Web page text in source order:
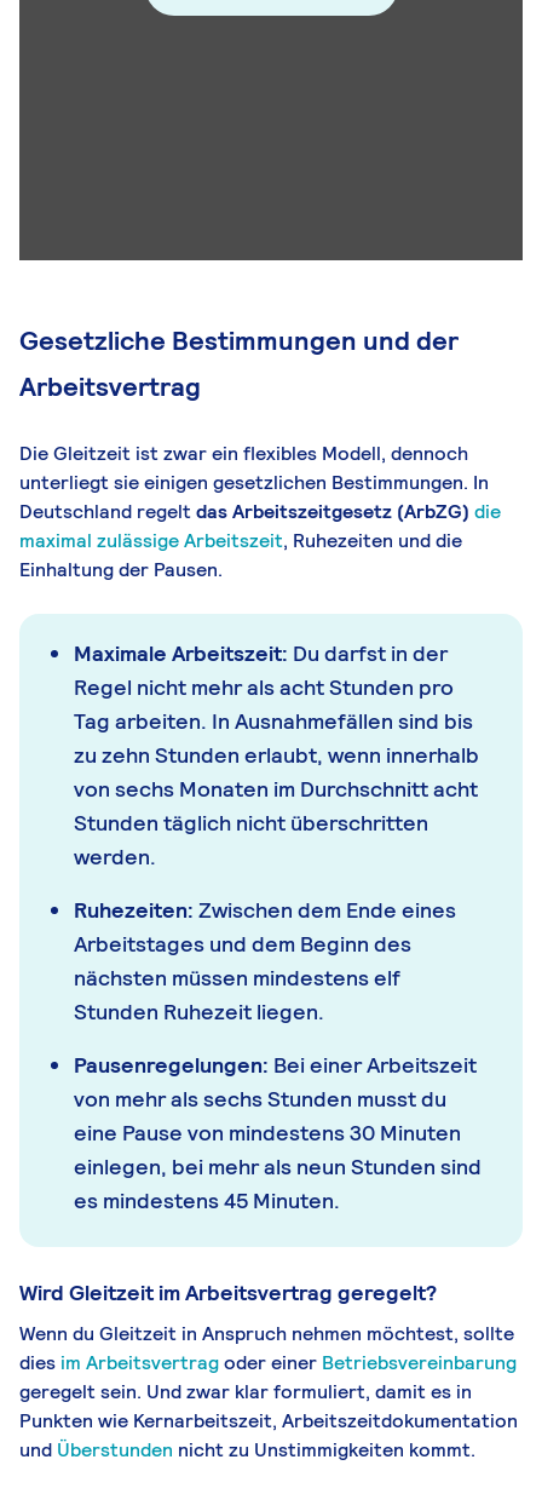
Gesetzliche Bestimmungen und der
Arbeitsvertrag
Die Gleitzeit ist zwar ein flexibles Modell, dennoch
unterliegt sie einigen gesetzlichen Bestimmungen. In
Deutschland regeltdas Arbeitszeitgesetz (ArbZG) die
maximal zulässige Arbeitszeit, Ruhezeiten und die
Einhaltung der Pausen.
Maximale Arbeitszeit: Du darfst in der
Regel nicht mehr als acht Stunden pro
Tag arbeiten. In Ausnahmefällen sind bis
zu zehn Stunden erlaubt, wenn innerhalb
von sechs Monaten im Durchschnitt acht
Stunden täglich nicht überschritten
werden.
Ruhezeiten: Zwischen dem Ende eines
Arbeitstages und dem Beginn des
nächsten müssen mindestens elf
Stunden Ruhezeit liegen.
Pausenregelungen: Bei einer Arbeitszeit
von mehr als sechs Stunden musst du
eine Pause von mindestens 30 Minuten
einlegen, bei mehr als neun Stunden sind
es mindestens 45 Minuten.
Wird Gleitzeit im Arbeitsvertrag geregelt?
Wenn du Gleitzeit in Anspruch nehmen möchtest, sollte
dies im Arbeitsvertragoder einer Betriebsvereinbarung
geregelt sein. Und zwar klar formuliert, damit es in
Punkten wie Kernarbeitszeit, Arbeitszeitdokumentation
und Überstunden nicht zu Unstimmigkeiten kommt.